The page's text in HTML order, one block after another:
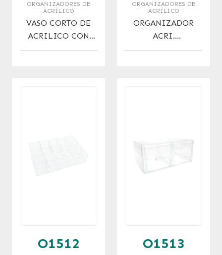
ORGANIZADORES DE
ACRÍLICO
VASO CORTO DE
ACRILICO CON
TAPA
ORGANIZADORES DE
ACRÍLICO
ORGANIZADOR
ACRI.
P/ESMALTES/LABIA
O1512 O1513